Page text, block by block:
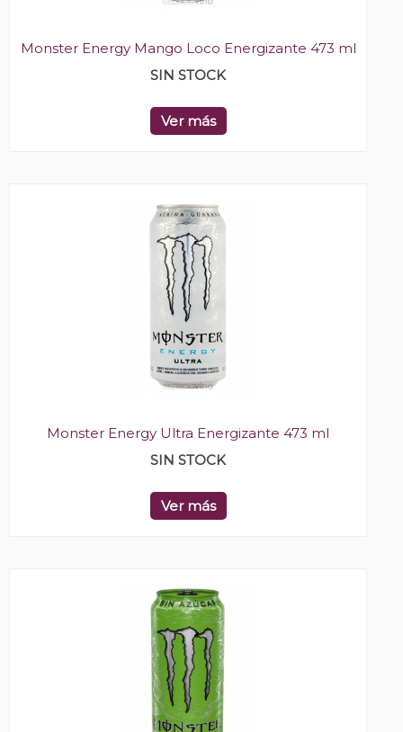
Monster Energy Mango Loco Energizante 473 ml
SIN STOCK
Ver más
Monster Energy Ultra Energizante 473 ml
SIN STOCK
Ver más